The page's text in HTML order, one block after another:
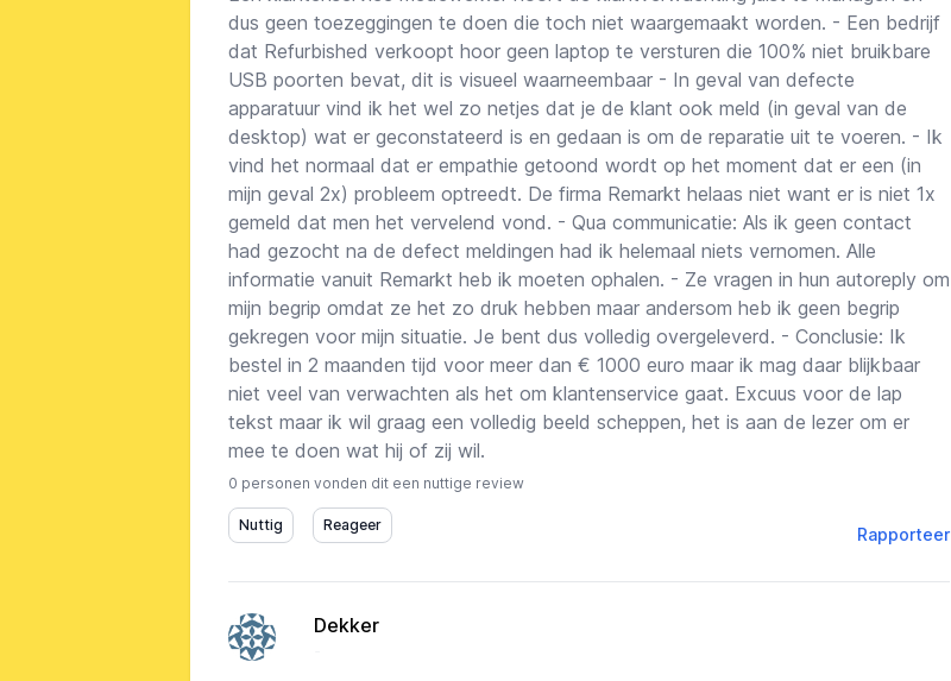
dus geen toezeggingen te doen die toch niet waargemaakt worden. - Een bedrijf
dat Refurbished verkoopt hoor geen laptop te versturen die 100% niet bruikbare
USB poorten bevat, dit is visueel waarneembaar - In geval van defecte
apparatuur vind ik het wel zo netjes dat je de klant ook meld (in geval van de
desktop) wat er geconstateerd is en gedaan is om de reparatie uit te voeren. - Ik
vind het normaal dat er empathie getoond wordt op het moment dat er een (in
mijn geval 2x) probleem optreedt. De firma Remarkt helaas niet want er is niet 1x
gemeld dat men het vervelend vond. - Qua communicatie: Als ik geen contact
had gezocht na de defect meldingen had ik helemaal niets vernomen. Alle
informatie vanuit Remarkt heb ik moeten ophalen. - Ze vragen in hun autoreply om
mijn begrip omdat ze het zo druk hebben maar andersom heb ik geen begrip
gekregen voor mijn situatie. Je bent dus volledig overgeleverd. - Conclusie: Ik
bestel in 2 maanden tijd voor meer dan € 1000 euro maar ik mag daar blijkbaar
niet veel van verwachten als het om klantenservice gaat. Excuus voor de lap
tekst maar ik wil graag een volledig beeld scheppen, het is aan de lezer om er
mee te doen wat hij of zij wil.
0 personen vonden dit een nuttige review
Rapporteer
Dekker